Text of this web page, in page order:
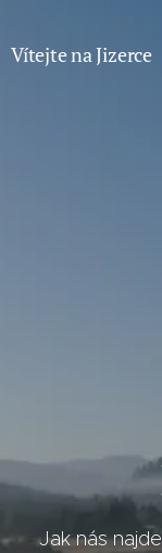
Vítejte na Jizerce
Jak nás